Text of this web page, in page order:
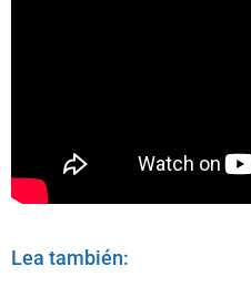
Lea también: